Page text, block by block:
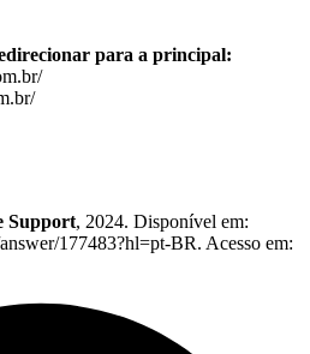
para a principal:
Support, 2024. Disponível em:
177483?hl=pt-BR. Acesso em: